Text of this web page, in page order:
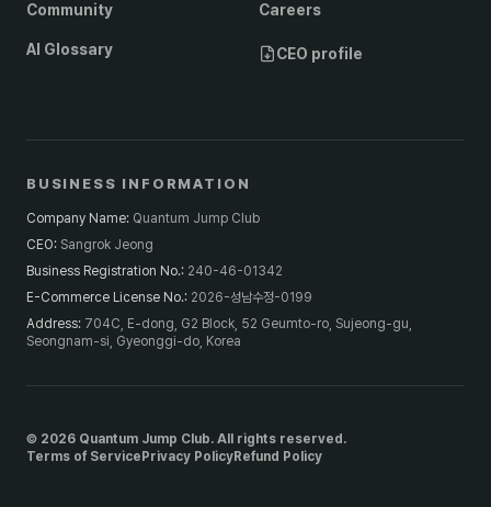
Community Careers
AI Glossary CEO profile
BUSINESS INFORMATION
Company Name: Quantum Jump Club
CEO: Sangrok Jeong
Business Registration No.: 240-46-01342
E-Commerce License No.: 2026-성남수정-0199
Address: 704C, E-dong, G2 Block, 52 Geumto-ro, Sujeong-gu,
Seongnam-si, Gyeonggi-do, Korea
© 2026 Quantum Jump Club. All rights reserved.
Terms of Service Privacy PolicyRefund Policy